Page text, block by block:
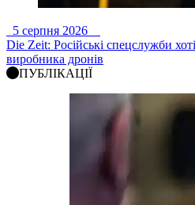
5 серпня 2026
Die Zeit: Російські спецслужби
виробника дронів
ПУБЛІКАЦІЇ